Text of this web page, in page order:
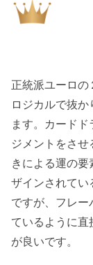
正統派ユーロの
ロジカルで抜
ます。カード
ジメントをさ
きによる運の
ザインされてい
ですが、フレー
ているように直
が良いです。